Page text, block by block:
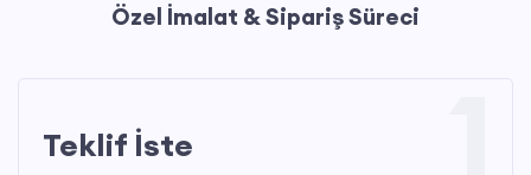
Özel İmalat & Sipariş Süreci
Teklif İste